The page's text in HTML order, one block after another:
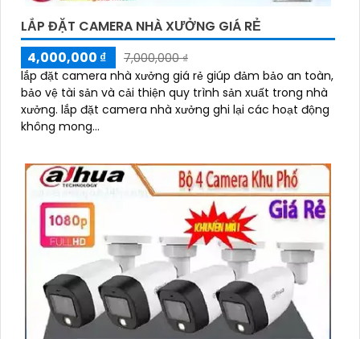
LẮP ĐẶT CAMERA NHÀ XƯỞNG GIÁ RẺ
4,000,000 ₫
7,000,000 ₫
lắp đặt camera nhà xưởng giá rẻ giúp đảm bảo an toàn,
bảo vệ tài sản và cải thiện quy trình sản xuất trong nhà
xưởng. lắp đặt camera nhà xưởng ghi lại các hoạt động
không mong...